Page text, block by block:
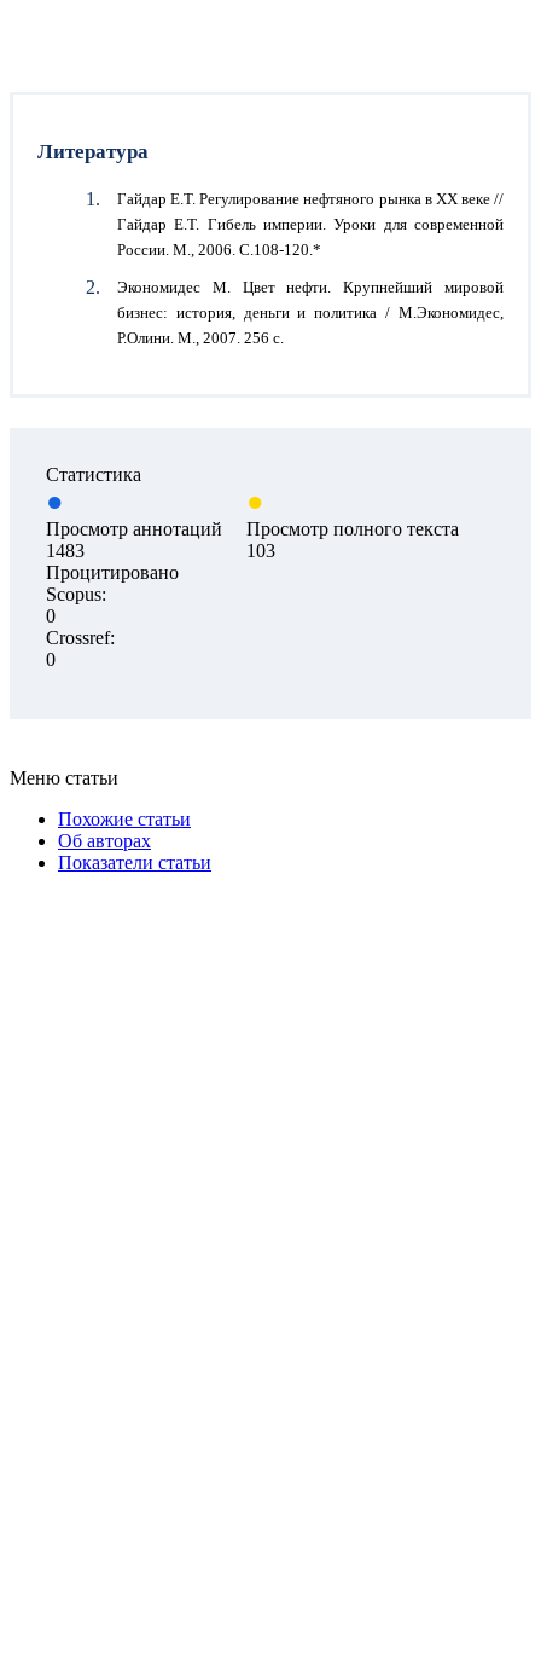
Литература
Гайдар Е.Т. Регулирование нефтяного рынка в ХХ веке //
Гайдар Е.Т. Гибель империи. Уроки для современной
России. М., 2006. С.108-120.*
Экономидес М. Цвет нефти. Крупнейший мировой
бизнес: история, деньги и политика / М.Экономидес,
Р.Олини. М., 2007. 256 с.
Статистика
Просмотр аннотаций
1483
Просмотр полного текста
103
Процитировано
Scopus:
0
Crossref:
0
Меню статьи
Похожие статьи
Об авторах
Показатели статьи